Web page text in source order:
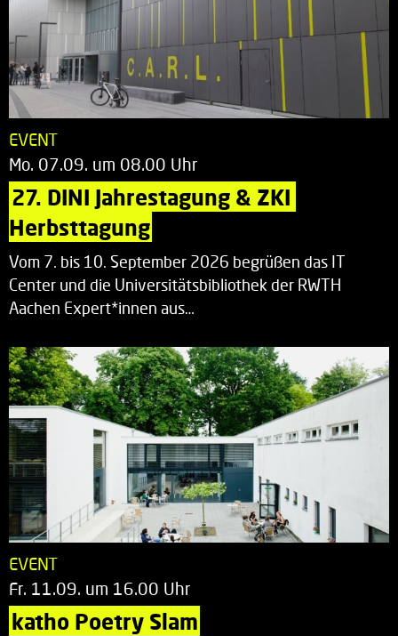
EVENT
Mo. 07.09. um 08.00 Uhr
27. DINI Jahrestagung & ZKI
Herbsttagung
Vom 7. bis 10. September 2026 begrüßen das IT
Center und die Universitätsbibliothek der RWTH
Aachen Expert*innen aus…
EVENT
Fr. 11.09. um 16.00 Uhr
katho Poetry Slam